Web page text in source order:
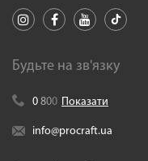
Будьте на зв'язку
0 800 Показати
info@procraft.ua